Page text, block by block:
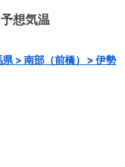
想気温
> 南部（前橋） > 伊勢